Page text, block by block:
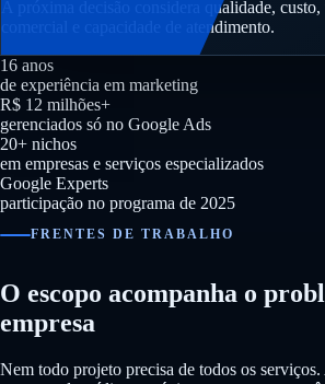
A próxima decisão considera qualidade,
comercial e capacidade de atendimento.
16 anos
de experiência em marketing
R$ 12 milhões+
gerenciados só no Google Ads
20+ nichos
em empresas e serviços especializados
Google Experts
participação no programa de 2025
FRENTES DE TRABALHO
O escopo acompanha o
empresa
Nem todo projeto precisa de todos os